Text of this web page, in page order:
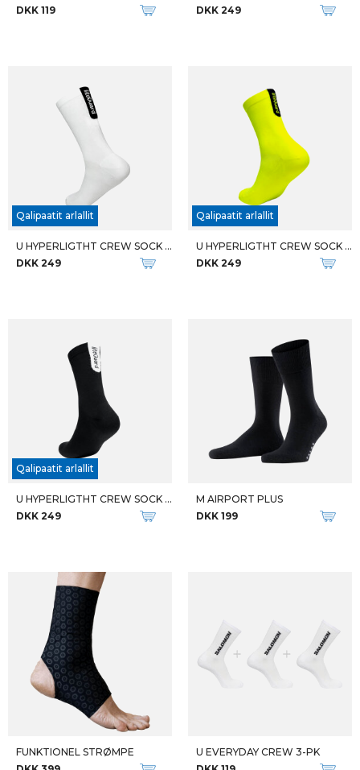
DKK 119
DKK 249
Qalipaatit arlallit
U HYPERLIGTHT CREW SOCK 2-PK
DKK 249
Qalipaatit arlallit
U HYPERLIGTHT CREW SOCK 2-PK
DKK 249
Qalipaatit arlallit
U HYPERLIGTHT CREW SOCK 2-PK
DKK 249
M AIRPORT PLUS
DKK 199
FUNKTIONEL STRØMPE
U EVERYDAY CREW 3-PK